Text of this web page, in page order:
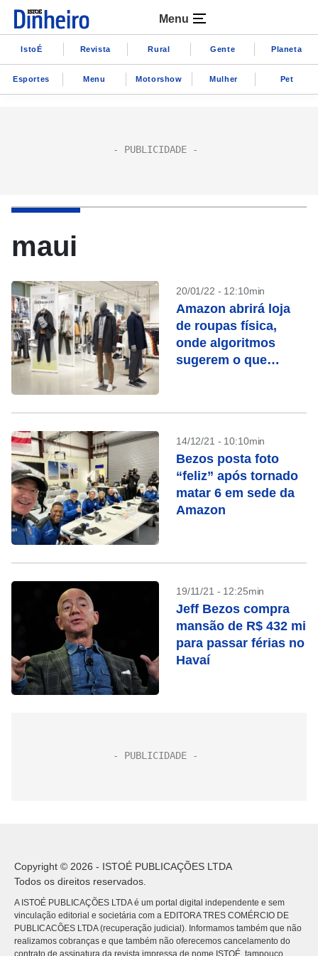
Menu
IstoÉ Revista Rural Gente Planeta
Esportes Menu Motorshow Mulher Pet
maui
20/01/22 - 12:10min
Amazon abrirá loja
de roupas física,
onde algoritmos
sugerem o que
14/12/21 - 10:10min
Bezos posta foto
“feliz” após tornado
matar 6 em sede da
Amazon
19/11/21 - 12:25min
Jeff Bezos compra
mansão de R$ 432 mi
para passar férias no
Havaí
Copyright © 2026 - ISTOÉ PUBLICAÇÕES LTDA
Todos os direitos reservados.
A ISTOÉ PUBLICAÇÕES LTDA é um portal digital independente e sem
vinculação editorial e societária com a EDITORA TRES COMÉRCIO DE
PUBLICACÕES LTDA (recuperação judicial). Informamos também que não
realizamos cobranças e que também não oferecemos cancelamento do
contrato de assinatura da revista impressa de nome ISTOÉ, tampouco